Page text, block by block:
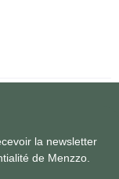
la newsletter
de Menzzo.